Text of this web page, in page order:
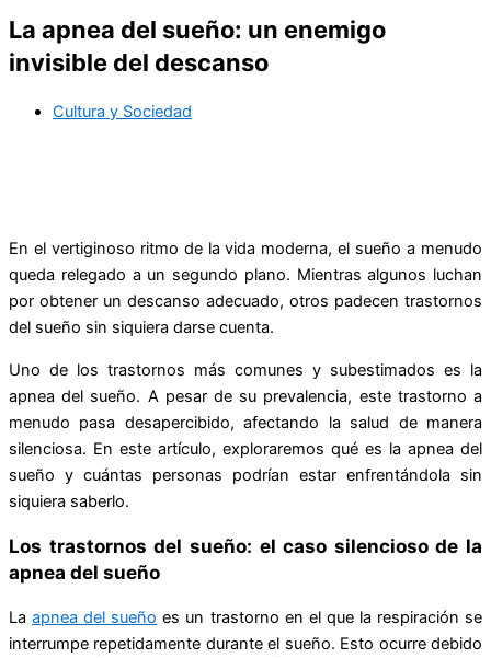
La apnea del sueño: un enemigo
invisible del descanso
Cultura y Sociedad
En el vertiginoso ritmo de la vida moderna, el sueño a menudo
queda relegado a un segundo plano. Mientras algunos luchan
por obtener un descanso adecuado, otros padecen trastornos
del sueño sin siquiera darse cuenta.
Uno de los trastornos más comunes y subestimados es la
apnea del sueño. A pesar de su prevalencia, este trastorno a
menudo pasa desapercibido, afectando la salud de manera
silenciosa. En este artículo, exploraremos qué es la apnea del
sueño y cuántas personas podrían estar enfrentándola sin
siquiera saberlo.
Los trastornos del sueño: el caso silencioso de la
apnea del sueño
Laapnea del sueño es un trastorno en el que la respiración se
interrumpe repetidamente durante el sueño. Esto ocurre debido